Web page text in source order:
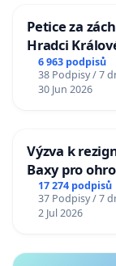
Petice za
Hradci
6 963 podpisů
38 Podpisy / 7
30 Jun 2026
Výzva k
Baxy pro
17 274 podpisů
37 Podpisy / 7
2 Jul 2026